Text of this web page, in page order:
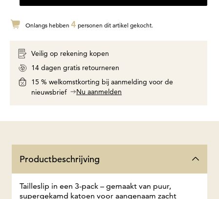
Onlangs hebben 4 personen dit artikel gekocht.
Veilig op rekening kopen
14 dagen gratis retourneren
15 % welkomstkorting bij aanmelding voor de
nieuwsbrief
Nu aanmelden
Productbeschrijving
Tailleslip in een 3-pack – gemaakt van puur,
supergekamd katoen voor aangenaam zacht